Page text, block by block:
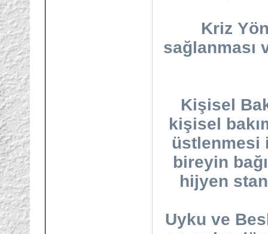
Kriz
sağlanması
Kişisel
kişisel
üstlenmesi
bireyin
hijyen
Uyku ve